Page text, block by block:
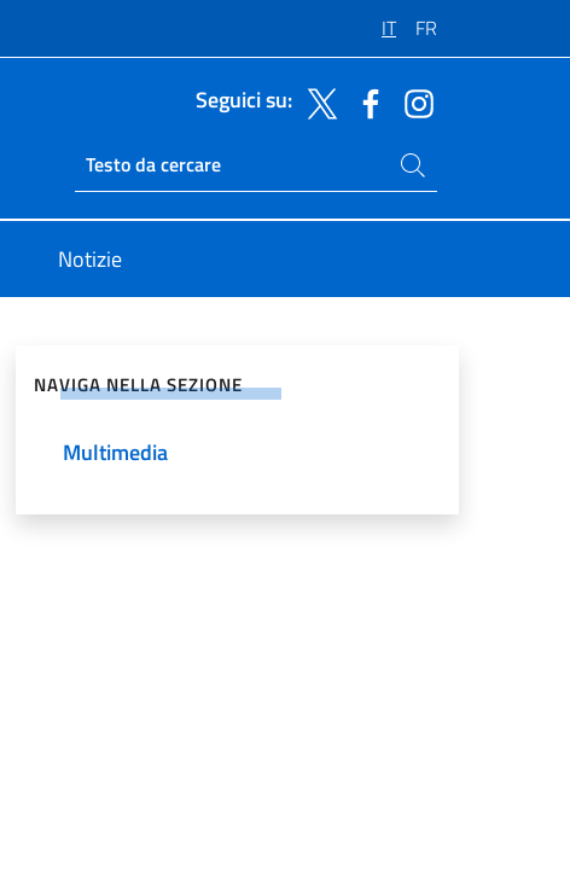
IT FR
Seguici su:
Ricerca sito live
Cerca nel sito
Notizie
NAVIGA NELLA SEZIONE
Multimedia